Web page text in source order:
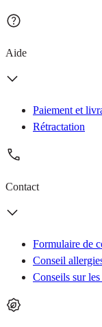
Aide
Paiement et
Rétractation
Contact
Formulaire de
Conseil
Conseils sur